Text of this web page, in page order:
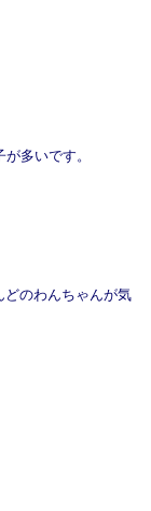
多いです。
どのわんちゃんが気